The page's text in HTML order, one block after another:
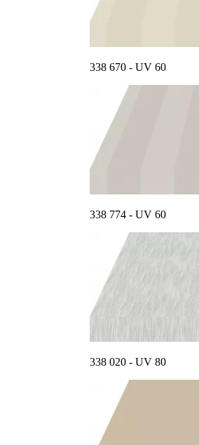
338 670 - UV 60
338 774 - UV 60
338 020 - UV 80